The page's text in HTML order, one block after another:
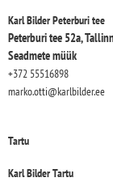
Karl Bilder Peterburi tee
Peterburi tee 52a,
Seadmete müük
+372 55516898
marko.otti@karlbilder.ee
Tartu
Karl Bilder Tartu